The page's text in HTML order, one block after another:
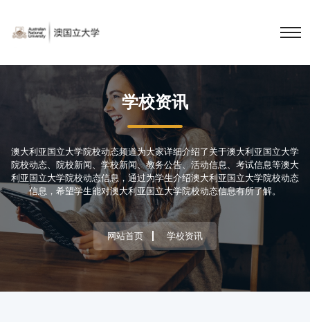
学校资讯
澳大利亚国立大学院校动态频道为大家详细介绍了关于澳大利亚国立大学
院校动态、院校新闻、学校新闻、教务公告、活动信息、考试信息等澳大
利亚国立大学院校动态信息，通过为学生介绍澳大利亚国立大学院校动态
信息，希望学生能对澳大利亚国立大学院校动态信息有所了解。
网站首页 学校资讯